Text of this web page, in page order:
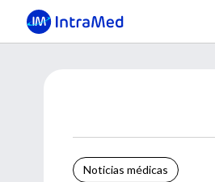
Noticias médicas